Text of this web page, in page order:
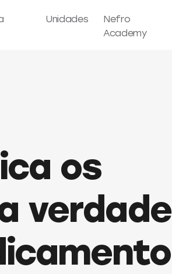
Unidades
Nefro
Academy
os
verdade